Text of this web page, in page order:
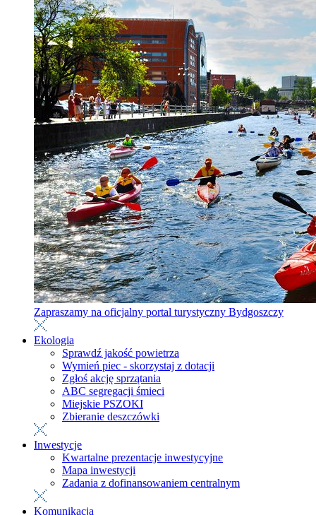
Zapraszamy na oficjalny portal turystyczny Bydgoszczy
Ekologia
Sprawdź jakość powietrza
Wymień piec - skorzystaj z dotacji
Zgłoś akcję sprzątania
ABC segregacji śmieci
Miejskie PSZOKI
Zbieranie deszczówki
Inwestycje
Kwartalne prezentacje inwestycyjne
Mapa inwestycji
Zadania z dofinansowaniem centralnym
Komunikacja